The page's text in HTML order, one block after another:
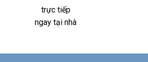
trực tiếp
ngay tại nhà